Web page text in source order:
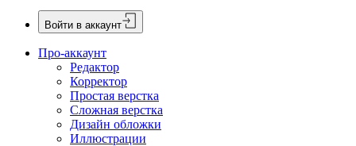
Войти в аккаунт
Про-аккаунт
Редактор
Корректор
Простая верстка
Сложная верстка
Дизайн обложки
Иллюстрации